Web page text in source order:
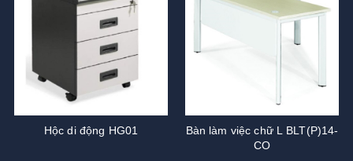
Hộc di động HG01
Bàn làm việc chữ L BLT(P)14-
CO